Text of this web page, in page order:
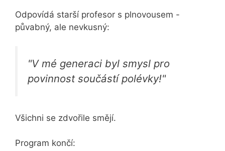
Odpovídá starší profesor s plnovousem -
půvabný, ale nevkusný:
"V mé generaci byl smysl pro
povinnost součástí polévky!"
Všichni se zdvořile smějí.
Program končí: